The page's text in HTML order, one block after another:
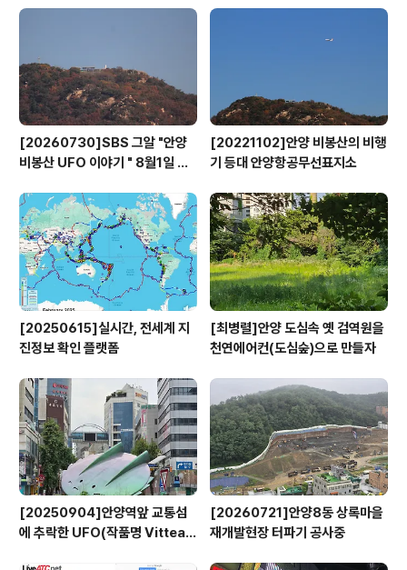
전 구한말에 쓰여졌던 송사 선생..
[20260730]SBS 그알 "안양
비봉산 UFO 이야기 " 8월1일 방
[20221102]안양 비봉산의 비행
기 등대 안양항공무선표지소
[20250615]실시간, 전세계 지
진정보 확인 플랫폼
[최병렬]안양 도심속 옛 검역원을
천연에어컨(도심숲)으로 만들자
[20250904]안양역앞 교통섬
에 추락한 UFO(작품명 Vitteau
[20260721]안양8동 상록마을
재개발현장 터파기 공사중